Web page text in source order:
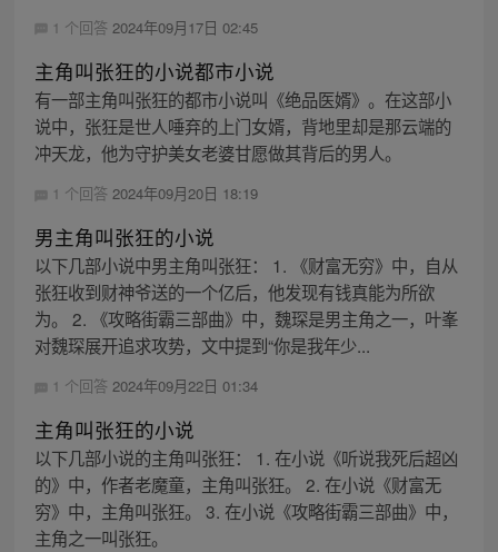
1 个回答 2024年09月17日 02:45
主角叫张狂的小说都市小说
有一部主角叫张狂的都市小说叫《绝品医婿》。在这部小
说中，张狂是世人唾弃的上门女婿，背地里却是那云端的
冲天龙，他为守护美女老婆甘愿做其背后的男人。
1 个回答 2024年09月20日 18:19
男主角叫张狂的小说
以下几部小说中男主角叫张狂： 1. 《财富无穷》中，自从
张狂收到财神爷送的一个亿后，他发现有钱真能为所欲
为。 2. 《攻略街霸三部曲》中，魏琛是男主角之一，叶峯
对魏琛展开追求攻势，文中提到“你是我年少...
1 个回答 2024年09月22日 01:34
主角叫张狂的小说
以下几部小说的主角叫张狂： 1. 在小说《听说我死后超凶
的》中，作者老魔童，主角叫张狂。 2. 在小说《财富无
穷》中，主角叫张狂。 3. 在小说《攻略街霸三部曲》中，
主角之一叫张狂。